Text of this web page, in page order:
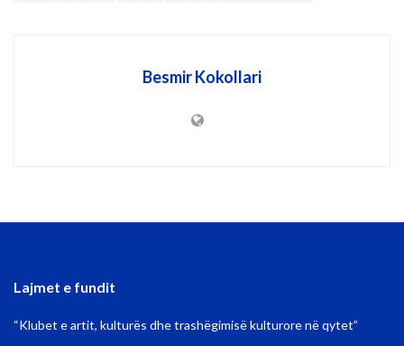
Besmir Kokollari
Lajmet e fundit
“Klubet e artit, kulturës dhe trashëgimisë kulturore në qytet”